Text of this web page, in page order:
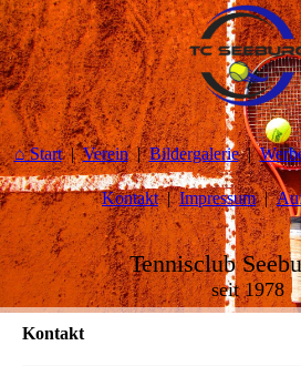
⌂ Start Verein Bildergalerie
Kontakt Impressum
Tennisclub
seit 1978
Kontakt